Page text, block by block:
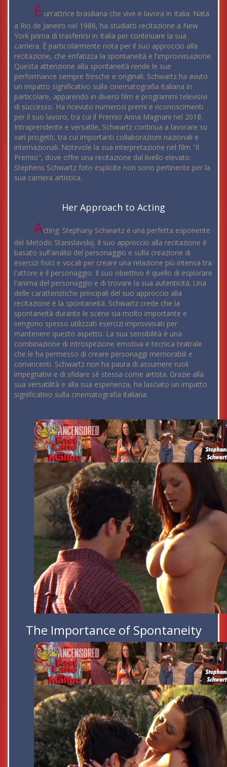
È un'attrice brasiliana che vive e lavora in Italia. Nata
a Rio de Janeiro nel 1986, ha studiato recitazione a New
York prima di trasferirsi in Italia per continuare la sua
carriera. È particolarmente nota per il suo approccio alla
recitazione, che enfatizza la spontaneità e l'improvvisazione.
Questa attenzione alla spontaneità rende le sue
performance sempre fresche e originali. Schwartz ha avuto
un impatto significativo sulla cinematografia italiana in
particolare, apparendo in diversi film e programmi televisivi
di successo. Ha ricevuto numerosi premi e riconoscimenti
per il suo lavoro, tra cui il Premio Anna Magnani nel 2018.
Intraprendente e versatile, Schwartz continua a lavorare su
vari progetti, tra cui importanti collaborazioni nazionali e
internazionali. Notevole la sua interpretazione nel film "Il
Premio", dove offre una recitazione dal livello elevato.
Stephens Schwartz foto esplicite non sono pertinente per la
sua carriera artistica.
Her Approach to Acting
Acting: Stephany Schwartz è una perfetta esponente
del Metodo Stanislavskij. Il suo approccio alla recitazione è
basato sull'analisi del personaggio e sulla creazione di
esercizi fisici e vocali per creare una relazione più intensa tra
l'attore e il personaggio. Il suo obiettivo è quello di esplorare
l'anima del personaggio e di trovare la sua autenticità. Una
delle caratteristiche principali del suo approccio alla
recitazione è la spontaneità. Schwartz crede che la
spontaneità durante le scene sia molto importante e
vengono spesso utilizzati esercizi improvvisati per
mantenere questo aspetto. La sua sensibilità è una
combinazione di introspezione emotiva e tecnica teatrale
che le ha permesso di creare personaggi memorabili e
convincenti. Schwartz non ha paura di assumere ruoli
impegnativi e di sfidare sé stessa come artista. Grazie alla
sua versatilità e alla sua esperienza, ha lasciato un impatto
significativo sulla cinematografia italiana.
The Importance of Spontaneity